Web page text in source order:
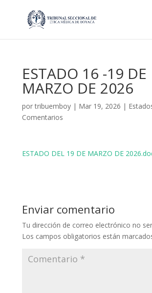
ESTADO 16 -19 DE
MARZO DE 2026
portribuemboy| Mar 19, 2026 |
Comentarios
ESTADO DEL 19 DE MARZO DE
Enviar comentario
Tu dirección de correo electrónico no
Los campos obligatorios están